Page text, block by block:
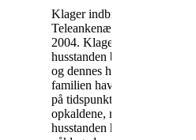
Klager indbragte klagen for
Teleankenævnet den 28. april
2004. Klager anførte, at
husstanden bestod af klager
og dennes hustru, og at
familien havde været hjemme
på tidspunkterne for
opkaldene, men at ingen i
husstanden havde foretaget de